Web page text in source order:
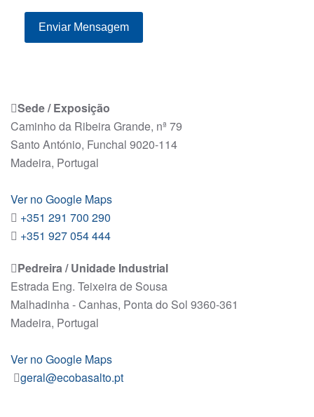
Enviar Mensagem
Sede / Exposição
Caminho da Ribeira Grande, nª 79
Santo António, Funchal 9020-114
Madeira, Portugal
Ver no Google Maps
+351 291 700 290
+351 927 054 444
Pedreira / Unidade Industrial
Estrada Eng. Teixeira de Sousa
Malhadinha - Canhas, Ponta do Sol 9360-361
Madeira, Portugal
Ver no Google Maps
geral@ecobasalto.pt